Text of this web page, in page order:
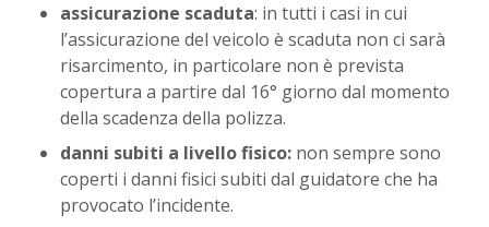
assicurazione scaduta: in tutti i casi in cui
l’assicurazione del veicolo è scaduta non ci sarà
risarcimento, in particolare non è prevista
copertura a partire dal 16° giorno dal momento
della scadenza della polizza.
danni subiti a livello fisico: non sempre sono
coperti i danni fisici subiti dal guidatore che ha
provocato l’incidente.